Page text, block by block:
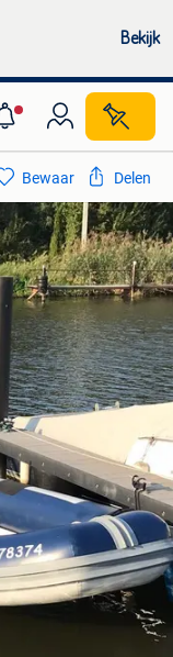
Bekijk
Bewaar Delen